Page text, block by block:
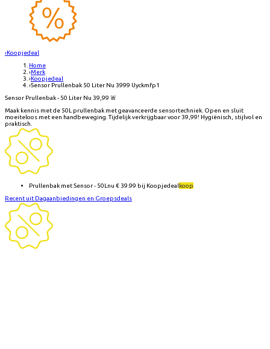
‹Koopjedeal
Home
›Merk
›Koopjedeal
›Sensor Prullenbak 50 Liter Nu 3999 Uyckmfp1
Sensor Prullenbak - 50 Liter Nu 39,99 🚨
Maak kennis met de 50L prullenbak met geavanceerde sensortechniek. Open en sluit
moeiteloos met een handbeweging. Tijdelijk verkrijgbaar voor 39,99! Hygiënisch, stijlvol en
praktisch.
Prullenbak met Sensor - 50L nu € 39.99 bij Koopjedealkoop
Recent uit Dagaanbiedingen en Groepsdeals